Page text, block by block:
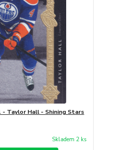
- Taylor Hall - Shining Stars
Skladem 2 ks